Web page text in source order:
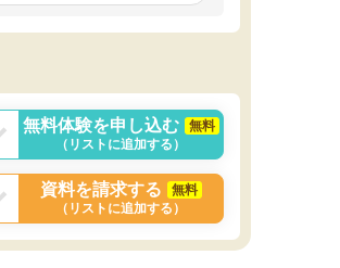
と感じました。
無料体験を申し込む
無料
（リストに追加する）
資料を請求する
無料
（リストに追加する）